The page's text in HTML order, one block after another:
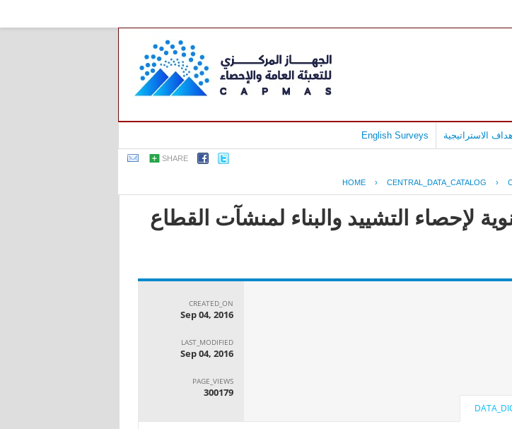
الاستراتيجية English Surveys
SHARE
HOME › CENTRAL_DATA_CATALOG ›
لإحصاء التشييد والبناء لمنشآت القطاع
CREATED_ON
Sep 04, 2016
LAST_MODIFIED
Sep 04, 2016
PAGE_VIEWS
300179